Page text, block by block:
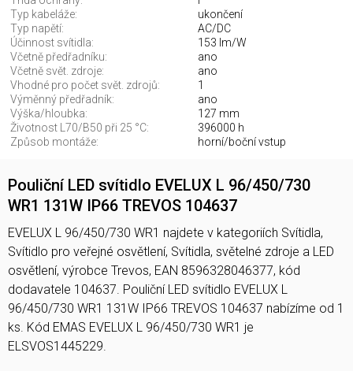
Typ kabeláže:
ukončení
Typ napětí:
AC/DC
Účinnost svítidla:
153 lm/W
Včetně předřadníku:
ano
Včetně svět. zdroje:
ano
Vhodné pro počet svět. zdrojů:
1
Výměnný předřadník:
ano
Výška/hloubka:
127 mm
Životnost L70/B50 při 25 °C:
396000 h
Způsob montáže:
horní/boční vstup
Pouliční LED svítidlo EVELUX L 96/450/730
WR1 131W IP66 TREVOS 104637
EVELUX L 96/450/730 WR1 najdete v kategoriích Svítidla,
Svítidlo pro veřejné osvětlení, Svítidla, světelné zdroje a LED
osvětlení, výrobce Trevos, EAN 8596328046377, kód
dodavatele 104637. Pouliční LED svítidlo EVELUX L
96/450/730 WR1 131W IP66 TREVOS 104637 nabízíme od 1
ks. Kód EMAS EVELUX L 96/450/730 WR1 je
ELSVOS1445229.